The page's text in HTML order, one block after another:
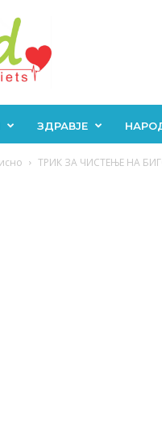
ЗДРАВЈЕ
ТРИК ЗА ЧИСТЕЊЕ НА